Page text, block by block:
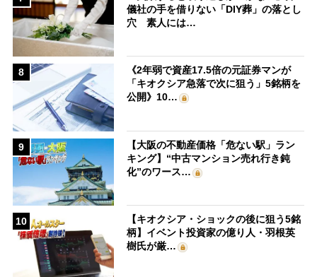
儀社の手を借りない「DIY葬」の落とし
穴 素人には…
8
《2年弱で資産17.5倍の元証券マンが
「キオクシア急落で次に狙う」5銘柄を
公開》10…
9
【大阪の不動産価格「危ない駅」ラン
キング】“中古マンション売れ行き鈍
化”のワース…
10
【キオクシア・ショックの後に狙う5銘
柄】イベント投資家の億り人・羽根英
樹氏が厳…